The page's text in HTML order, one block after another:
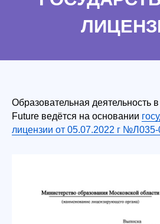
Образовательная деятельность
Future ведётся на основании
лицензии от 05.07.2022 г
Технические требования
Практические материалы по
ребенка: упражнения, игровые
заданиях и рекомендациях